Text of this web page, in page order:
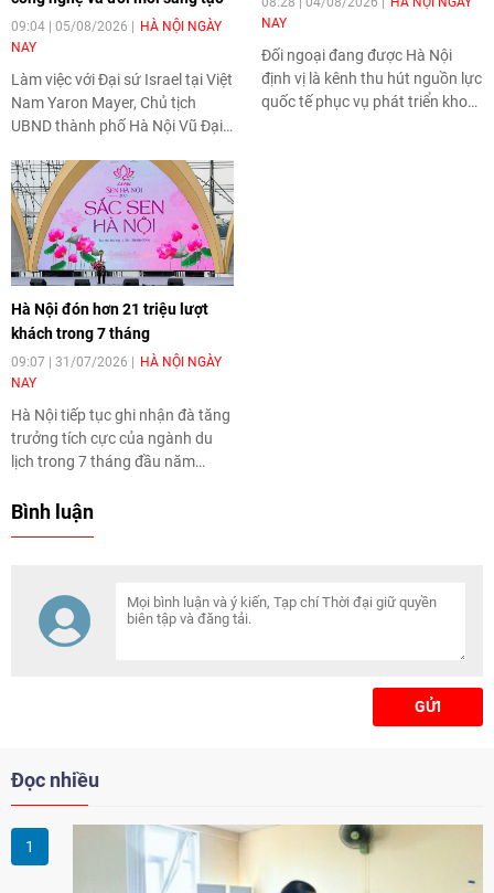
09:04 | 05/08/2026
HÀ NỘI NGÀY
NAY
Làm việc với Đại sứ Israel tại Việt
Nam Yaron Mayer, Chủ tịch
UBND thành phố Hà Nội Vũ Đại
tiếp tục mở rộng hợp tác với các
đối tác Israel trong những lĩnh
vực có thế mạnh như trí tuệ
nhân tạo, an ninh mạng, đô thị
thông minh, chuyển đổi số và
nông nghiệp công nghệ cao, góp
phần tạo thêm động lực cho quá
trình phát triển của Thủ đô.
NAY
Đối ngoại đang được Hà Nội
định vị là kênh thu hút nguồn lực
quốc tế phục vụ phát triển khoa
Hà Nội đón hơn 21 triệu lượt
khách trong 7 tháng
09:07 | 31/07/2026
HÀ NỘI NGÀY
NAY
Hà Nội tiếp tục ghi nhận đà tăng
trưởng tích cực của ngành du
lịch trong 7 tháng đầu năm
lượt khách, tăng 15% so với
để ngành hoàn thành các mục
tiêu tăng trưởng trong năm.
Bình luận
GỬI
Đọc nhiều